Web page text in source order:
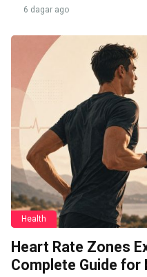
6 dagar ago
Health
Heart Rate Zones
Complete Guide for